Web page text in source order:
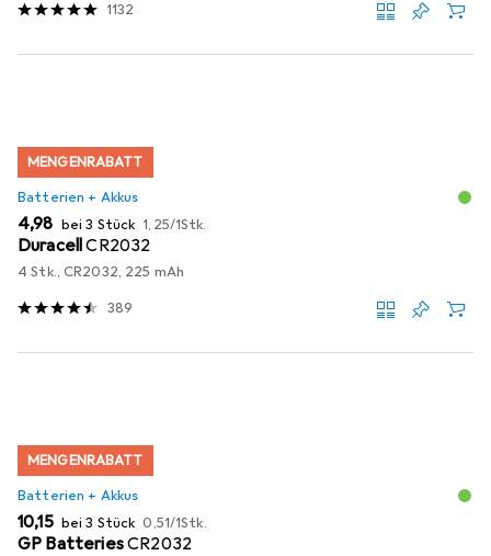
1132
MENGENRABATT
Batterien + Akkus
EUR
4,98 bei 3 Stück EUR
1,25/1Stk.
DuracellCR2032
4 Stk., CR2032, 225 mAh
389
MENGENRABATT
Batterien + Akkus
EUR
10,15 bei 3 Stück EUR
0,51/1Stk.
GP BatteriesCR2032